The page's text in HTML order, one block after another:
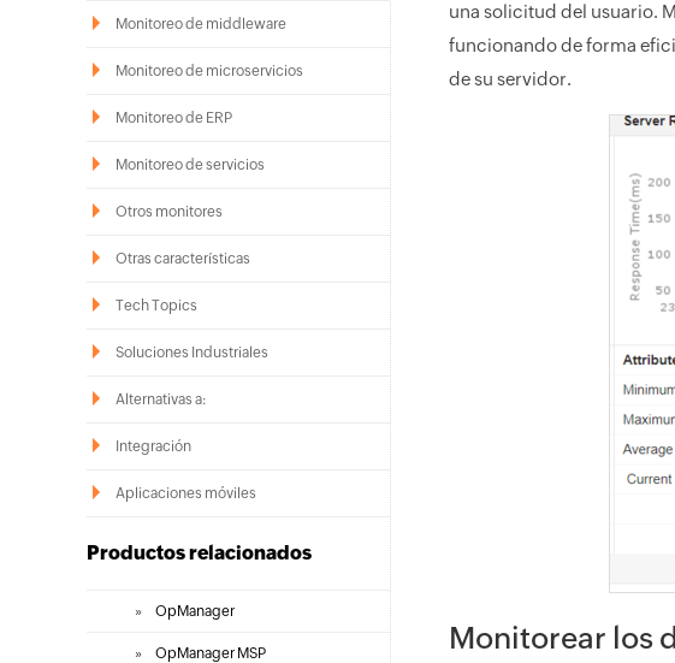
Monitoreo de middleware
Monitoreo de microservicios
Monitoreo de ERP
Monitoreo de servicios
Otros monitores
Otras características
Tech Topics
Soluciones Industriales
Alternativas a:
Integración
Aplicaciones móviles
Productos relacionados
» OpManager
» OpManager MSP
una solicitud del usuario.
funcionando de forma
de su servidor.
Monitorear los